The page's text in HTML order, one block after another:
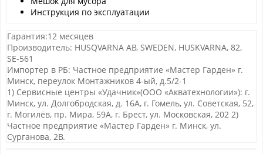
Инструкция по эксплуатации
Гарантия:12 месяцев
Производитель: HUSQVARNA AB, SWEDEN, HUSKVARNA, 82,
SE-561
Импортер в РБ: Частное предприятие «Мастер Гарден» г.
Минск, переулок Монтажников 4-ый, д.5/2-1
1) Сервисные центры «Удачник»(ООО «Акватехнологии»): г.
Минск, ул. Долгобродская, д. 16А, г. Гомель, ул. Советская, 52,
г. Могилёв, пр. Мира, 59А, г. Брест, ул. Московская, 202 2)
Частное предприятие «Мастер Гарден» г. Минск, ул.
Сурганова, 2В.